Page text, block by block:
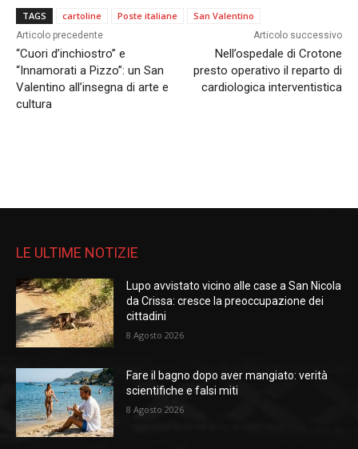
TAGS cartoline Poste italiane San Valentino
Articolo precedente
“Cuori d’inchiostro” e
“Innamorati a Pizzo”: un San
Valentino all’insegna di arte e
cultura
Articolo successivo
Nell’ospedale di Crotone
presto operativo il reparto di
cardiologica interventistica
LE ULTIME NOTIZIE
Lupo avvistato vicino alle case a San Nicola
da Crissa: cresce la preoccupazione dei
cittadini
8 Agosto 2026
Fare il bagno dopo aver mangiato: verità
scientifiche e falsi miti
8 Agosto 2026